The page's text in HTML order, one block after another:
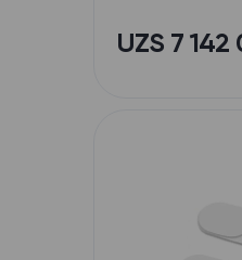
UZS 7 142